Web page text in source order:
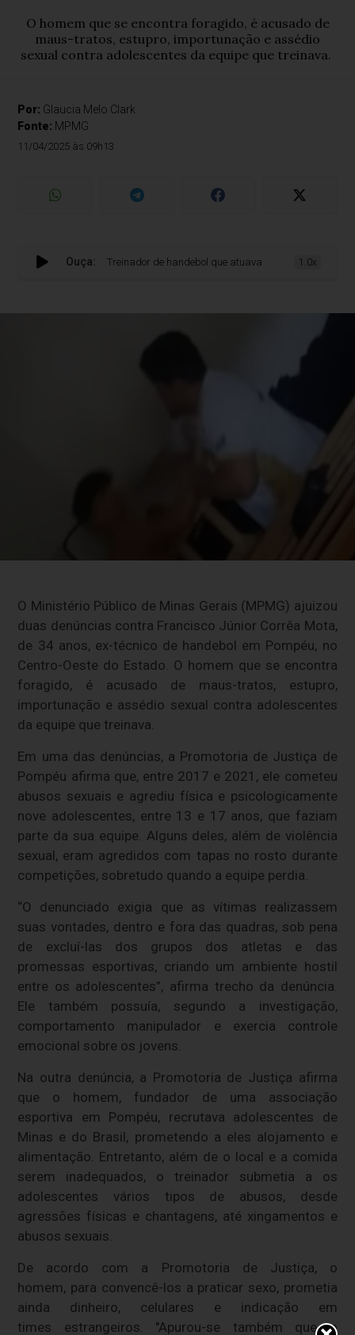
O homem que se encontra foragido, é acusado de
maus-tratos, estupro, importunação e assédio
sexual contra adolescentes da equipe que treinava.
Por: Glaucia Melo Clark
Fonte: MPMG
11/04/2025 às 09h13
Ouça:Treinador de handebol que atuava na cidade de Pompéu é
1.0x
O Ministério Público de Minas Gerais (MPMG) ajuizou
duas denúncias contra Francisco Júnior Corrêa Mota,
de 34 anos, ex-técnico de handebol em Pompéu, no
Centro-Oeste do Estado. O homem que se encontra
foragido, é acusado de maus-tratos, estupro,
importunação e assédio sexual contra adolescentes
da equipe que treinava.
Em uma das denúncias, a Promotoria de Justiça de
Pompéu afirma que, entre 2017 e 2021, ele cometeu
abusos sexuais e agrediu física e psicologicamente
nove adolescentes, entre 13 e 17 anos, que faziam
parte da sua equipe. Alguns deles, além de violência
sexual, eram agredidos com tapas no rosto durante
competições, sobretudo quando a equipe perdia.
“O denunciado exigia que as vítimas realizassem
suas vontades, dentro e fora das quadras, sob pena
de excluí-las dos grupos dos atletas e das
promessas esportivas, criando um ambiente hostil
entre os adolescentes”, afirma trecho da denúncia.
Ele também possuía, segundo a investigação,
comportamento manipulador e exercia controle
emocional sobre os jovens.
Na outra denúncia, a Promotoria de Justiça afirma
que o homem, fundador de uma associação
esportiva em Pompéu, recrutava adolescentes de
Minas e do Brasil, prometendo a eles alojamento e
alimentação. Entretanto, além de o local e a comida
serem inadequados, o treinador submetia a os
adolescentes vários tipos de abusos, desde
agressões físicas e chantagens, até xingamentos e
abusos sexuais.
De acordo com a Promotoria de Justiça, o
homem, para convencê-los a praticar sexo, prometia
ainda dinheiro, celulares e indicação em
times estrangeiros. "Apurou-se também que o